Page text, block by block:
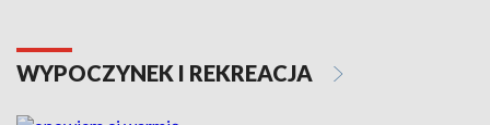
WYPOCZYNEK I REKREACJA